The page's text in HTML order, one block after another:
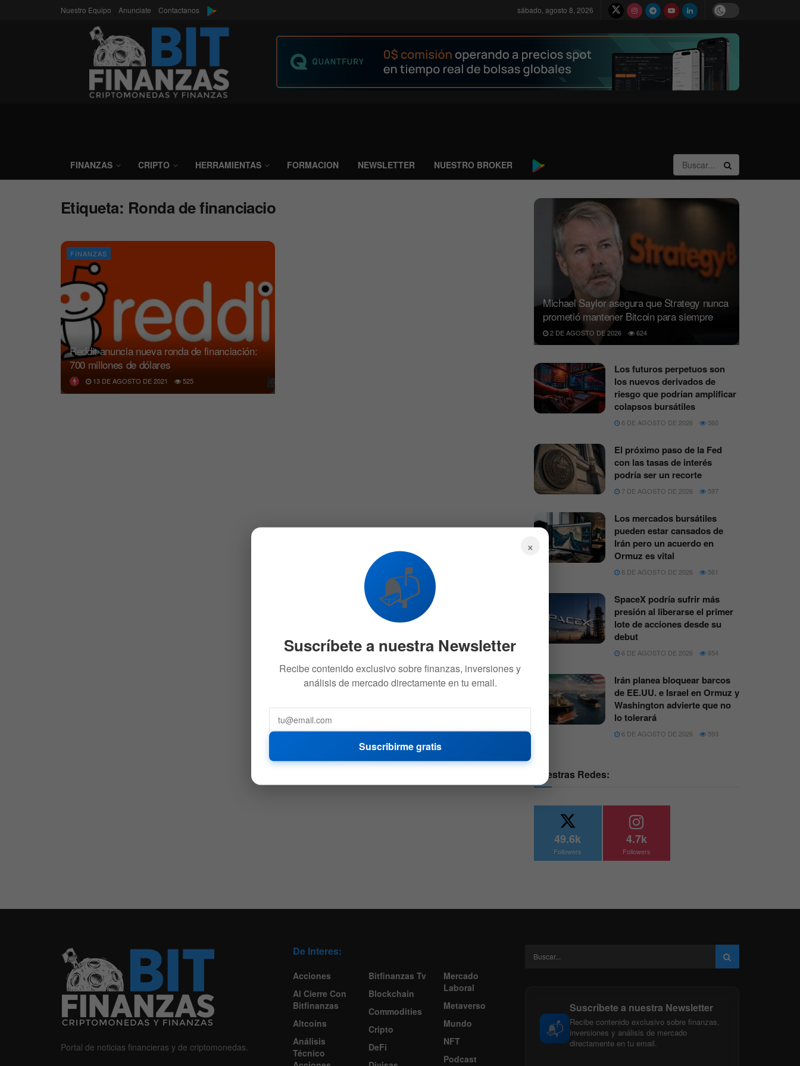
Nuestro Equipo Anunciate Contactanos sábado, agosto 8, 2026
FINANZAS CRIPTO HERRAMIENTAS FORMACION NEWSLETTER NUESTRO BROKER
Etiqueta: Ronda de financiacio
FINANZAS
Reddit anuncia nueva ronda de financiación:
700 millones de dólares
13 DE AGOSTO DE 2021 525
Michael Saylor asegura que Strategy nunca
prometió mantener Bitcoin para siempre
2 DE AGOSTO DE 2026 624
Los futuros perpetuos son
los nuevos derivados de
riesgo que podrían amplificar
colapsos bursátiles
6 DE AGOSTO DE 2026 560
El próximo paso de la Fed
con las tasas de interés
podría ser un recorte
7 DE AGOSTO DE 2026 597
Los mercados bursátiles
pueden estar cansados de
Irán pero un acuerdo en
Ormuz es vital
6 DE AGOSTO DE 2026 561
SpaceX podría sufrir más
presión al liberarse el primer
lote de acciones desde su
debut
6 DE AGOSTO DE 2026 654
Irán planea bloquear barcos
de EE.UU. e Israel en Ormuz y
Washington advierte que no
lo tolerará
6 DE AGOSTO DE 2026 593
Nuestras Redes:
49.6k
Followers
4.7k
Followers
Portal de noticias financieras y de criptomonedas.
De Interes:
Acciones
Al Cierre Con
Bitfinanzas
Altcoins
Análisis
Técnico
Bitfinanzas Tv
Blockchain
Commodities
Cripto
DeFi
Mercado
Laboral
Metaverso
Mundo
NFT
Podcast
📬
Suscríbete a nuestra Newsletter
Recibe contenido exclusivo sobre finanzas,
inversiones y análisis de mercado
directamente en tu email.
×
📬
Suscríbete a nuestra Newsletter
Recibe contenido exclusivo sobre finanzas, inversiones y
análisis de mercado directamente en tu email.
Suscribirme gratis